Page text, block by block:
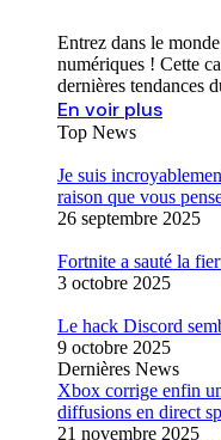
Entrez dans le
numériques ! Cette
dernières tendances
En voir plus
Top News
Je suis
raison que vous
26 septembre 2025
Fortnite a sauté la
3 octobre 2025
Le hack Discord
9 octobre 2025
Dernières News
Xbox corrige enfin
diffusions en direct
21 novembre 2025